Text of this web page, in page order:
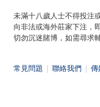
未滿十八歲人士不得投注
向非法或海外莊家下注，
切勿沉迷賭博，如需尋求
常見問題 聯絡我們 傳